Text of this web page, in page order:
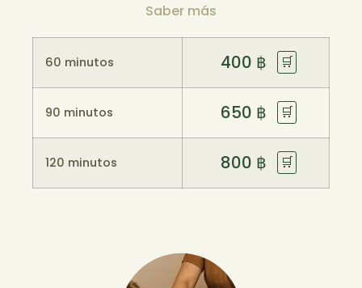
Saber más
60 minutos 400 ฿ 🛒
90 minutos 650 ฿ 🛒
120 minutos 800 ฿ 🛒